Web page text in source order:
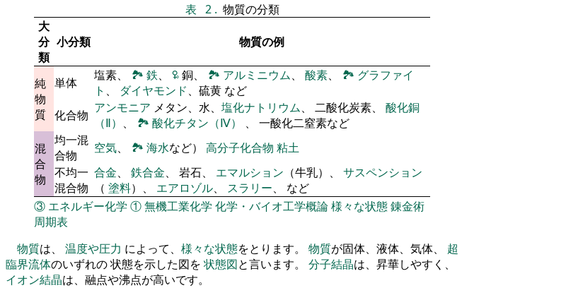
表 2 . 物質の分類
大
分
類
小分類 物質の例
純
物
質
単体 塩素、 🏞 鉄、 🜠銅、 🏞 アルミニウム、 酸素、 🏞 グラファイ
ト 、 ダイヤモンド、硫黄 など
化合物 アンモニア メタン、水、 塩化ナトリウム、 二酸化炭素、 酸化銅
（Ⅱ） 、 🏞 酸化チタン（Ⅳ） 、 一酸化二窒素など
混
合
物
均一混
合物
空気、 🏞 海水など） 高分子化合物 粘土
不均一
混合物
合金、 鉄合金、 岩石、 エマルション （牛乳）、 サスペンション
（ 塗料）、 エアロゾル、 スラリー、 など
③ エネルギー化学 ①無機工業化学 化学・バイオ工学概論様々な状態錬金術
周期表
物質は、 温度や圧力 によって、 様々な状態をとります。 物質が固体、液体、気体、 超
臨界流体のいずれの 状態を示した図を 状態図と言います。 分子結晶は、昇華しやすく、
イオン結晶は、融点や沸点が高いです。